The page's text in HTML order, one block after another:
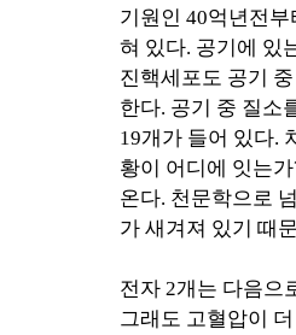
기원인 40억년전부
혀 있다. 공기에 있
진핵세포도 공기
한다. 공기 중 질소
19개가 들어 있다.
황이 어디에 잇는가
온다. 천문학으로
가 새겨져 있기 때
전자 2개는 다음으
그래도 고혈압이